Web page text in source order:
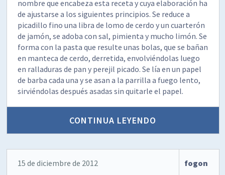
nombre que encabeza esta receta y cuya elaboración ha
de ajustarse a los siguientes principios. Se reduce a
picadillo fino una libra de lomo de cerdo y un cuarterón
de jamón, se adoba con sal, pimienta y mucho limón. Se
forma con la pasta que resulte unas bolas, que se bañan
en manteca de cerdo, derretida, envolviéndolas luego
en ralladuras de pan y perejil picado. Se lía en un papel
de barba cada una y se asan a la parrilla a fuego lento,
sirviéndolas después asadas sin quitarle el papel.
CONTINUA LEYENDO
15 de diciembre de 2012 fogon